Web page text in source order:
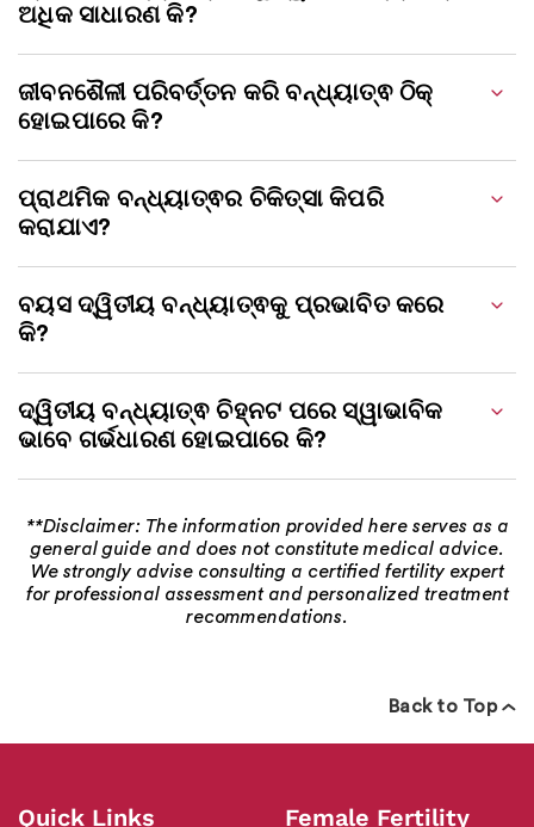
ଅଧିକ ସାଧାରଣ କି?
ଜୀବନଶୈଳୀ ପରିବର୍ତ୍ତନ କରି ବନ୍ଧ୍ୟାତ୍ଵ ଠିକ୍
ହୋଇପାରେ କି?
ପ୍ରାଥମିକ ବନ୍ଧ୍ୟାତ୍ଵର ଚିକିତ୍ସା କିପରି
କରାଯାଏ?
ବୟସ ଦ୍ୱିତୀୟ ବନ୍ଧ୍ୟାତ୍ଵକୁ ପ୍ରଭାବିତ କରେ
କି?
ଦ୍ୱିତୀୟ ବନ୍ଧ୍ୟାତ୍ଵ ଚିହ୍ନଟ ପରେ ସ୍ୱାଭାବିକ
ଭାବେ ଗର୍ଭଧାରଣ ହୋଇପାରେ କି?
**Disclaimer: The information provided here serves as a
general guide and does not constitute medical advice.
We strongly advise consulting a certified fertility expert
for professional assessment and personalized treatment
recommendations.
Back to Top
Quick Links Female Fertility